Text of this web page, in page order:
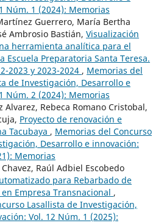
Núm. 1 (2024): Memorias
Guerrero, María Bertha
Ambrosio Bastián, Visualización
herramienta analítica para el
Escuela Preparatoria Santa Teresa.
2023 y 2023-2024 , Memorias del
de Investigación, Desarrollo e
Núm. 2 (2024): Memorias
Alvarez, Rebeca Romano Cristobal,
Proyecto de renovación e
Tacubaya , Memorias del Concurso
Desarrollo e innovación:
Memorias
Raúl Adbiel Escobedo
para Rebarbado de
Empresa Transnacional ,
Lasallista de Investigación,
Vol. 12 Núm. 1 (2025):